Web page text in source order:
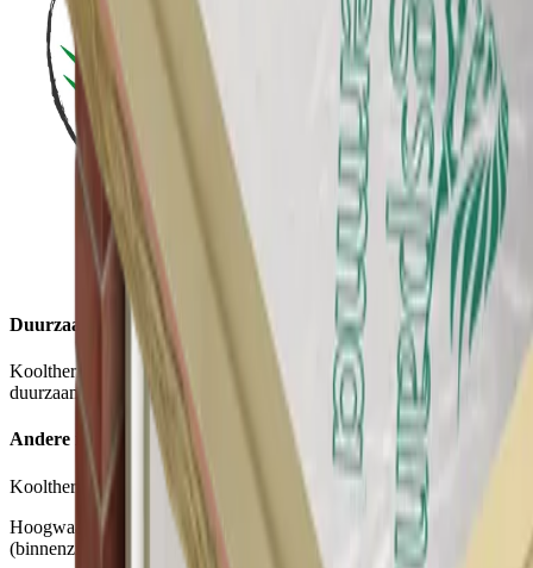
Duurzaamheid
Kooltherm maakt deel uit van ons Planet Passionate
duurzaamheidsinitiatief.
Andere isolatieplaten
Kooltherm K17 Geïsoleerde Gipsplaat
Hoogwaardige isolatie voor wanden en dakconstructies
(binnenzijde)